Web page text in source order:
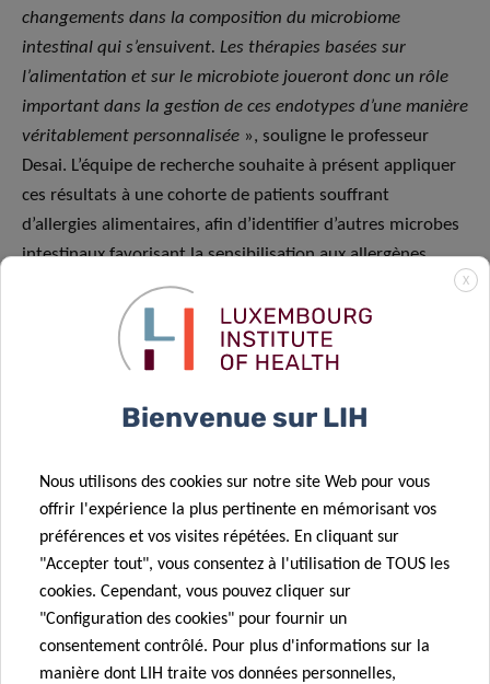
changements dans la composition du microbiome
intestinal qui s’ensuivent. Les thérapies basées sur
l’alimentation et sur le microbiote joueront donc un rôle
important dans la gestion de ces endotypes d’une manière
véritablement personnalisée », souligne le professeur
Desai. L’équipe de recherche souhaite à présent appliquer
ces résultats à une cohorte de patients souffrant
d’allergies alimentaires, afin d’identifier d’autres microbes
intestinaux favorisant la sensibilisation aux allergènes
alimentaires. Il est intéressant de noter que les
changements dans la composition du microbiome
intestinal, la dégradation de la barrière muqueuse et
l’inflammation sont également des caractéristiques d’une
série de troubles intestinaux, dont le syndrome du côlon
irritable (SCI) et les maladies inflammatoires de l’intestin
intestinales, comme la maladie d’Alzheimer, la sclérose en
plaques, la polyarthrite rhumatoïde, le diabète de type 1
et même la maladie de Parkinson.
Comprendre le rôle des différents
composants du microbiome et la manière
X
Bienvenue sur LIH
Nous utilisons des cookies sur notre site Web pour vous
offrir l'expérience la plus pertinente en mémorisant vos
préférences et vos visites répétées. En cliquant sur
"Accepter tout", vous consentez à l'utilisation de TOUS les
cookies. Cependant, vous pouvez cliquer sur
"Configuration des cookies" pour fournir un
consentement contrôlé. Pour plus d'informations sur la
manière dont LIH traite vos données personnelles,